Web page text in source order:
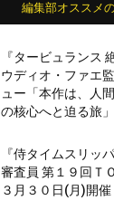
編集部オススメ
『タービュランス
ウディオ・ファエ
ュー「本作は、人
の核心へと迫る旅」
『侍タイムスリッ
審査員 第１９回Ｔ
３月３０日(月)開催